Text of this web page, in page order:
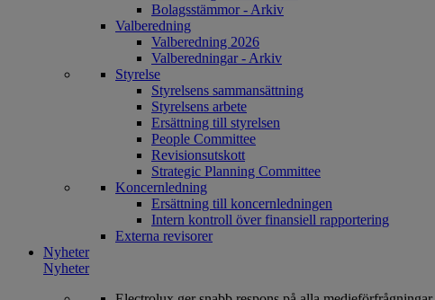
Bolagsstämmor - Arkiv
Valberedning
Valberedning 2026
Valberedningar - Arkiv
Styrelse
Styrelsens sammansättning
Styrelsens arbete
Ersättning till styrelsen
People Committee
Revisionsutskott
Strategic Planning Committee
Koncernledning
Ersättning till koncernledningen
Intern kontroll över finansiell rapportering
Externa revisorer
Nyheter
Nyheter